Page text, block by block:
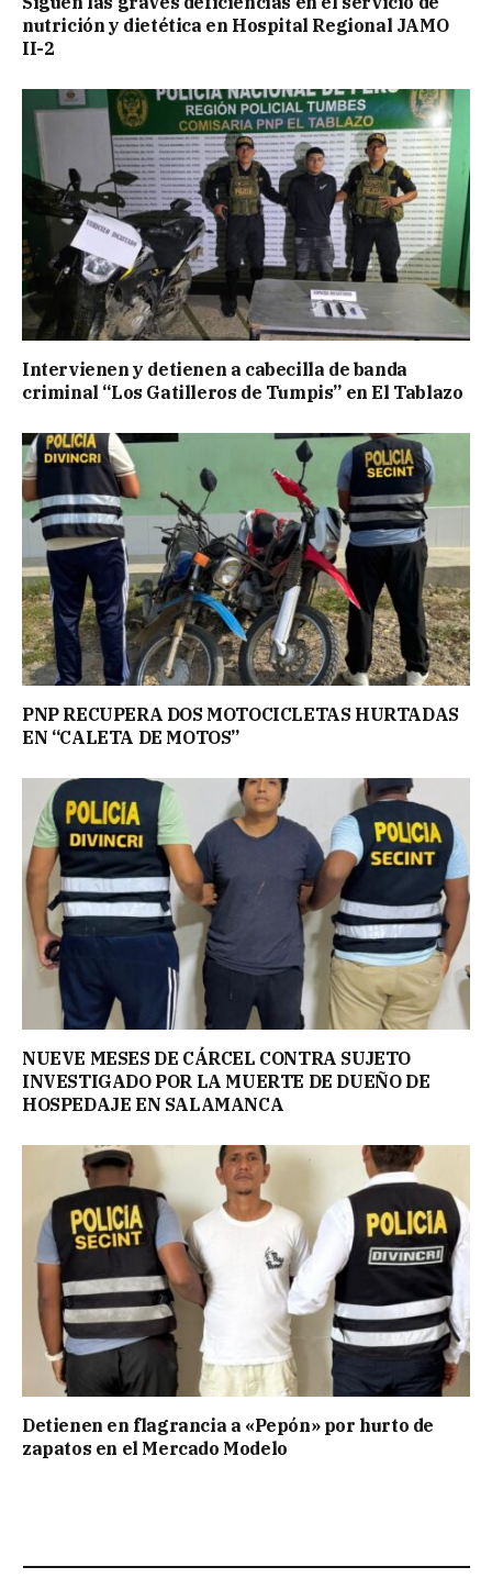
nutrición y dietética en Hospital Regional JAMO
II-2
Intervienen y detienen a cabecilla de banda
criminal “Los Gatilleros de Tumpis” en El Tablazo
PNP RECUPERA DOS MOTOCICLETAS HURTADAS
EN “CALETA DE MOTOS”
NUEVE MESES DE CÁRCEL CONTRA SUJETO
INVESTIGADO POR LA MUERTE DE DUEÑO DE
HOSPEDAJE EN SALAMANCA
Detienen en flagrancia a «Pepón» por hurto de
zapatos en el Mercado Modelo